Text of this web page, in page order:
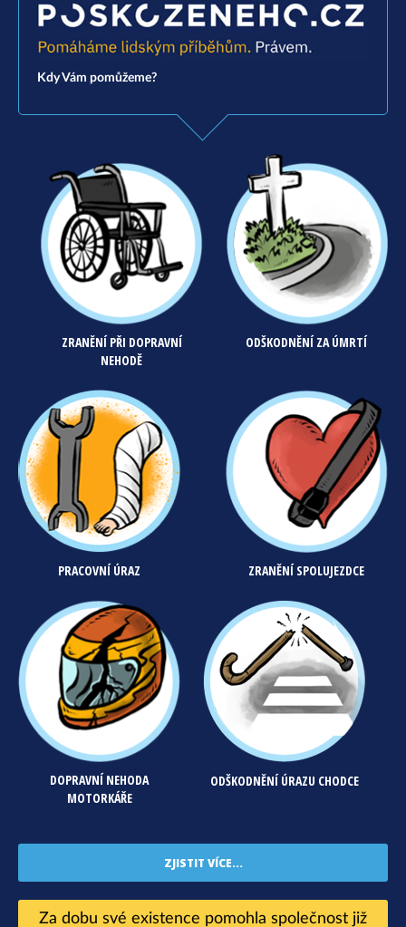
Kdy Vám pomůžeme?
ZRANĚNÍ PŘI DOPRAVNÍ
NEHODĚ
ODŠKODNĚNÍ ZA ÚMRTÍ
PRACOVNÍ ÚRAZ ZRANĚNÍ SPOLUJEZDCE
DOPRAVNÍ NEHODA
MOTORKÁŘE
ODŠKODNĚNÍ ÚRAZU CHODCE
ZJISTIT VÍCE...
Za dobu své existence pomohla společnost již